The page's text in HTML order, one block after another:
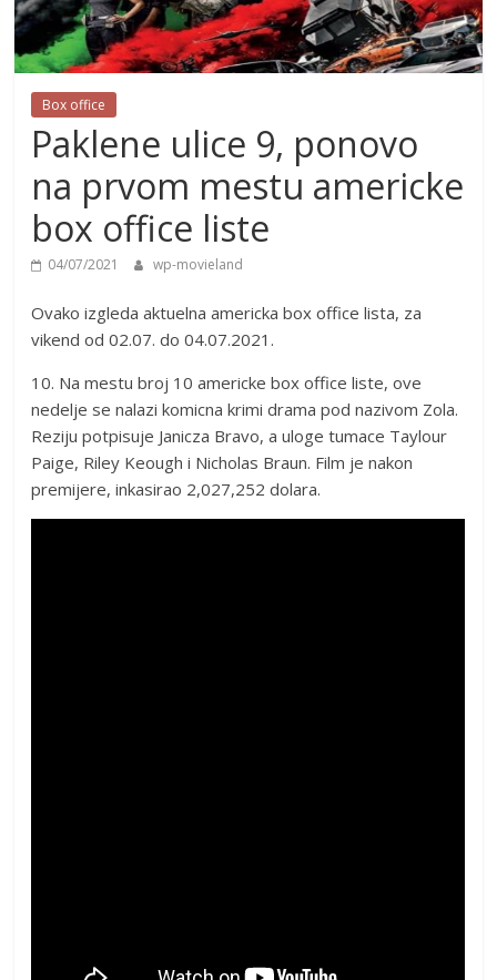
Box office
Paklene ulice 9, ponovo
na prvom mestu americke
box office liste
04/07/2021 wp-movieland
Ovako izgleda aktuelna americka box office lista, za
vikend od 02.07. do 04.07.2021.
10. Na mestu broj 10 americke box office liste, ove
nedelje se nalazi komicna krimi drama pod nazivom Zola.
Reziju potpisuje Janicza Bravo, a uloge tumace Taylour
Paige, Riley Keough i Nicholas Braun. Film je nakon
premijere, inkasirao 2,027,252 dolara.